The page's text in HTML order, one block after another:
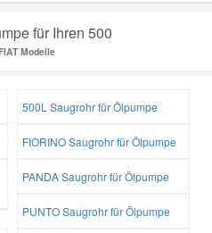
für Ihren 500
Modelle
500L Saugrohr für Ölpumpe
FIORINO Saugrohr für Ölpumpe
PANDA Saugrohr für Ölpumpe
PUNTO Saugrohr für Ölpumpe